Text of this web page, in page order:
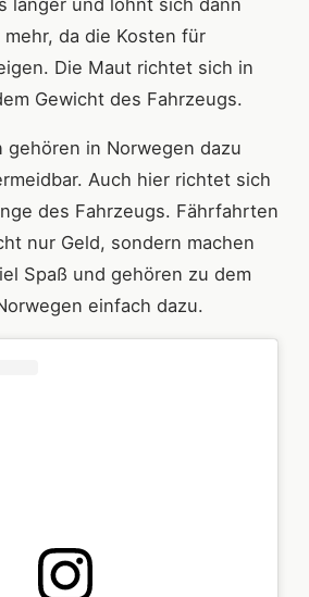
da die Kosten für
Die Maut richtet sich in
Gewicht des Fahrzeugs.
gehören in Norwegen dazu
Auch hier richtet sich
des Fahrzeugs. Fährfahrten
nur Geld, sondern machen
Spaß und gehören zu dem
einfach dazu.